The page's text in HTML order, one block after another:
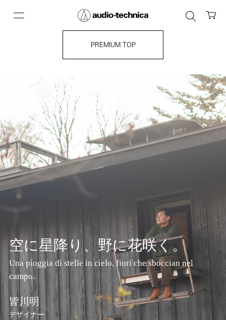
PREMIUM TOP
空に星降り、野に花咲く。
Una pioggia di stelle in cielo, fiori che sboccian nel
campo.
皆川明
デザイナー